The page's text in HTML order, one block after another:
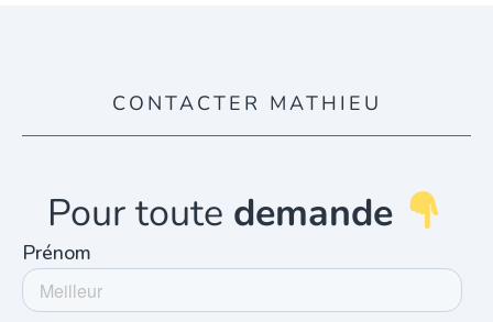
CONTACTER MATHIEU
Pour toute demande